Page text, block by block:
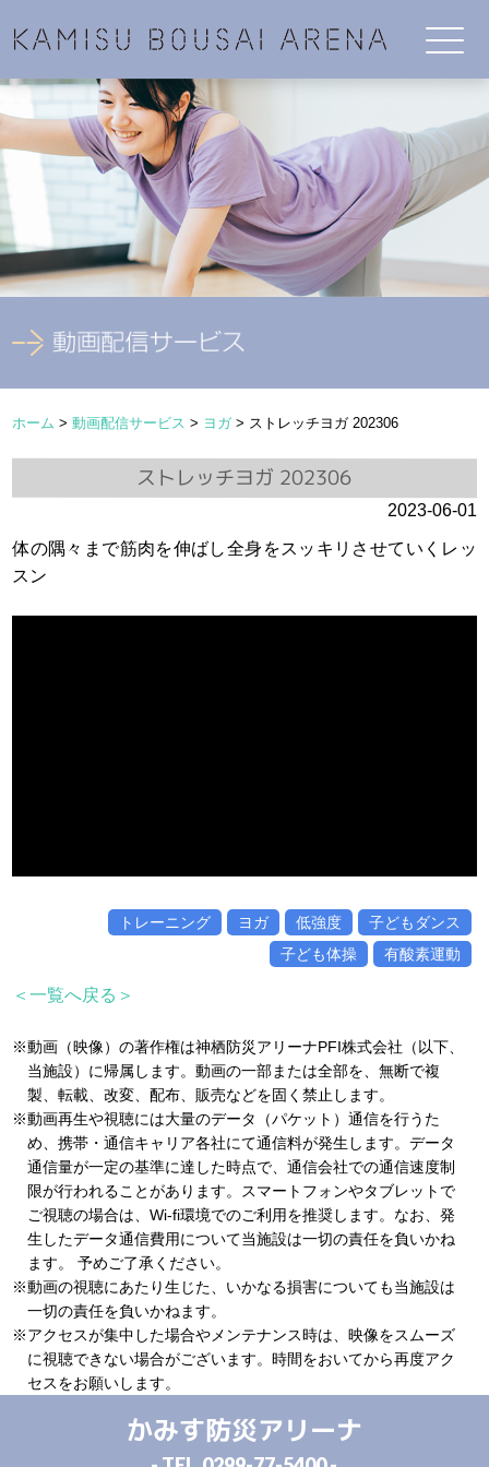
ホーム >動画配信サービス > ヨガ> ストレッチヨガ 202306
ストレッチヨガ 202306
2023-06-01
体の隅々まで筋肉を伸ばし全身をスッキリさせていくレッ
スン
トレーニング ヨガ 低強度
子どもダンス
子ども体操
有酸素運動
＜一覧へ戻る＞
※動画（映像）の著作権は神栖防災アリーナPFI株式会社（以下、
当施設）に帰属します。動画の一部または全部を、無断で複
製、転載、改変、配布、販売などを固く禁止します。
※動画再生や視聴には大量のデータ（パケット）通信を行うた
め、携帯・通信キャリア各社にて通信料が発生します。データ
通信量が一定の基準に達した時点で、通信会社での通信速度制
限が行われることがあります。スマートフォンやタブレットで
ご視聴の場合は、Wi-fi環境でのご利用を推奨します。なお、発
生したデータ通信費用について当施設は一切の責任を負いかね
ます。 予めご了承ください。
※動画の視聴にあたり生じた、いかなる損害についても当施設は
一切の責任を負いかねます。
※アクセスが集中した場合やメンテナンス時は、映像をスムーズ
に視聴できない場合がございます。時間をおいてから再度アク
セスをお願いします。
かみす防災アリーナ